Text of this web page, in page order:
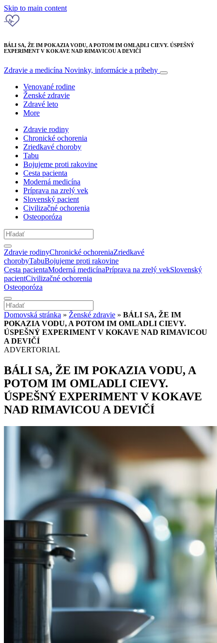
Skip to main content
BÁLI SA, ŽE IM POKAZIA VODU, A POTOM IM OMLADLI CIEVY. ÚSPEŠNÝ
EXPERIMENT V KOKAVE NAD RIMAVICOU A DEVIČÍ
Zdravie a medicína Novinky, informácie a príbehy
Venované rodine
Ženské zdravie
Zdravé leto
More
Zdravie rodiny
Chronické ochorenia
Zriedkavé choroby
Tabu
Bojujeme proti rakovine
Cesta pacienta
Moderná medicína
Príprava na zrelý vek
Slovenský pacient
Civilizačné ochorenia
Osteoporóza
Zdravie rodinyChronické ochoreniaZriedkavé
chorobyTabuBojujeme proti rakovine
Cesta pacientaModerná medicínaPríprava na zrelý vekSlovenský
pacientCivilizačné ochorenia
Osteoporóza
Domovská stránka » Ženské zdravie » BÁLI SA, ŽE IM
POKAZIA VODU, A POTOM IM OMLADLI CIEVY.
ÚSPEŠNÝ EXPERIMENT V KOKAVE NAD RIMAVICOU
A DEVIČÍ
ADVERTORIAL
BÁLI SA, ŽE IM POKAZIA VODU, A
POTOM IM OMLADLI CIEVY.
ÚSPEŠNÝ EXPERIMENT V KOKAVE
NAD RIMAVICOU A DEVIČÍ